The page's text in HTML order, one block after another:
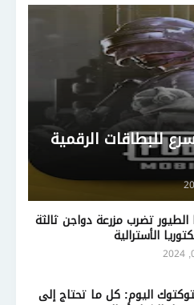
للبطاقات الرقمية
الطيور تضرب مزرعة دواجن ثالثة
الأسترالية
اليوم: كل ما تحتاج إلى